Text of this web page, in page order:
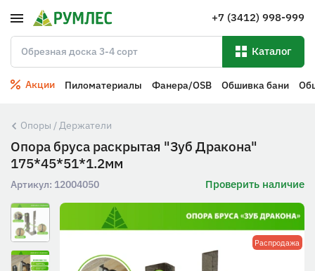
+7 (3412) 998-999
Каталог
Акции Пиломатериалы Фанера/OSB Обшивка бани
Опоры / Держатели
Опора бруса раскрытая "Зуб Дракона"
175*45*51*1.2мм
Артикул: 12004050 Проверить наличие
Распродажа